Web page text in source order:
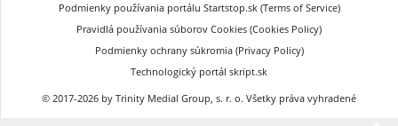
Podmienky používania portálu Startstop.sk (Terms of Service)
Pravidlá používania súborov Cookies (Cookies Policy)
Podmienky ochrany súkromia (Privacy Policy)
Technologický portál skript.sk
© 2017-2026 by Trinity Medial Group, s. r. o. Všetky práva vyhradené